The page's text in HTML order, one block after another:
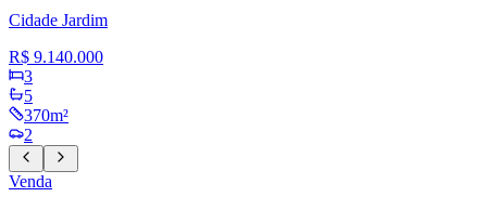
Cidade Jardim
R$ 9.140.000
3
5
370m²
2
Venda